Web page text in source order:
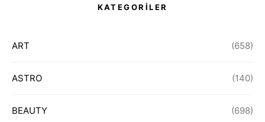
KATEGORİLER
ART (658)
ASTRO (140)
BEAUTY (698)